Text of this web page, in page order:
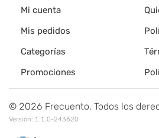
Mi cuenta
Mis pedidos
Categorías
Promociones
© 2026 Frecuento. Todos los
Versión: 1.1.0-243620